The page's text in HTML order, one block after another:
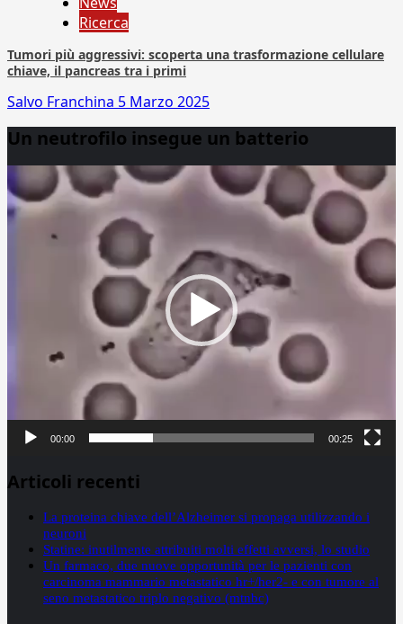
Ricerca
Tumori più aggressivi: scoperta una trasformazione cellulare
chiave, il pancreas tra i primi
Salvo Franchina 5 Marzo 2025
Un neutrofilo insegue un batterio
Player
00:00 00:25
Articoli recenti
La proteina chiave dell’Alzheimer si propaga utilizzando i
neuroni
Statine: inutilmente attribuiti molti effetti avversi, lo studio
Un farmaco, due nuove opportunità per le pazienti con
carcinoma mammario metastatico hr+/her2- e con tumore al
seno metastatico triplo negativo (mtnbc)